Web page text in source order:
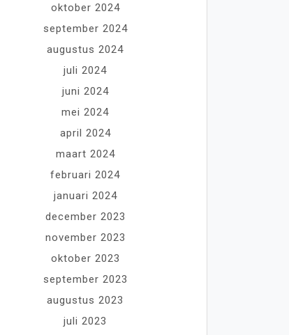
oktober 2024
september 2024
augustus 2024
juli 2024
juni 2024
mei 2024
april 2024
maart 2024
februari 2024
januari 2024
december 2023
november 2023
oktober 2023
september 2023
augustus 2023
juli 2023